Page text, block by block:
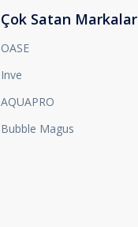
Çok Satan Markalar
OASE
Inve
AQUAPRO
Bubble Magus